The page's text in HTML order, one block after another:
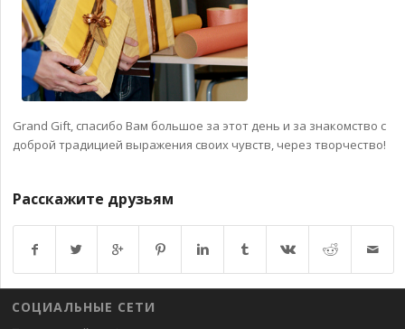
Grand Gift, спасибо Вам большое за этот день и за знакомство с
доброй традицией выражения своих чувств, через творчество!
Расскажите друзьям
Возврат к списку
СОЦИАЛЬНЫЕ СЕТИ